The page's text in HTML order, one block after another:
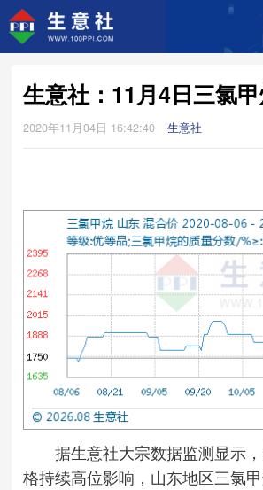
生意社：11月4日三氯
2020年11月04日 16:42:40 生意社
据生意社大宗数据监测显示，
格持续高位影响，山东地区三氯